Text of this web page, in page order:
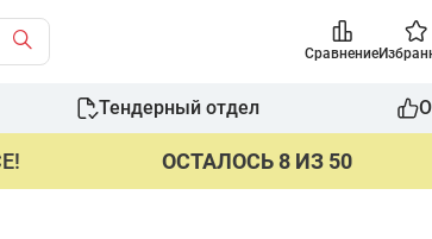
Сравнение
Тендерный отдел
ОСТАЛОСЬ 8 ИЗ 50